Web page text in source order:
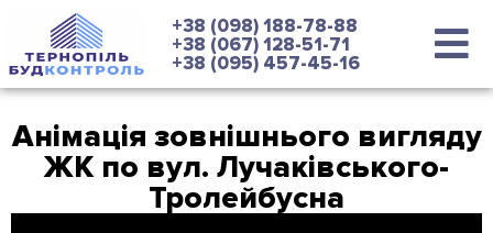
+38 (098) 188-78-88
+38 (067) 128-51-71
+38 (095) 457-45-16
Анімація зовнішнього вигляду
ЖК по вул. Лучаківського-
Тролейбусна